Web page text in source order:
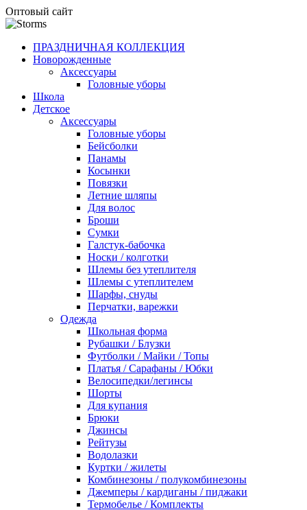
Оптовый сайт
ПРАЗДНИЧНАЯ КОЛЛЕКЦИЯ
Новорожденные
Аксессуары
Головные уборы
Школа
Детское
Аксессуары
Головные уборы
Бейсболки
Панамы
Косынки
Повязки
Летние шляпы
Для волос
Броши
Сумки
Галстук-бабочка
Носки / колготки
Шлемы без утеплителя
Шлемы с утеплителем
Шарфы, снуды
Перчатки, варежки
Одежда
Школьная форма
Рубашки / Блузки
Футболки / Майки / Топы
Платья / Сарафаны / Юбки
Велосипедки/легинсы
Шорты
Для купания
Брюки
Джинсы
Рейтузы
Водолазки
Куртки / жилеты
Комбинезоны / полукомбинезоны
Джемперы / кардиганы / пиджаки
Термобелье / Комплекты